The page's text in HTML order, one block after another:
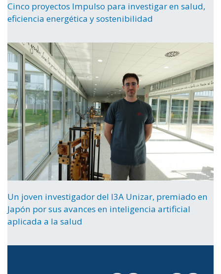
Cinco proyectos Impulso para investigar en salud,
eficiencia energética y sostenibilidad
Un joven investigador del I3A Unizar, premiado en
Japón por sus avances en inteligencia artificial
aplicada a la salud